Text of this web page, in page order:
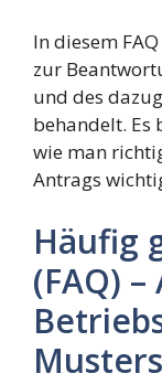
In diesem
zur
und des
behandelt.
wie man
Antrags
Häufig
(FAQ)